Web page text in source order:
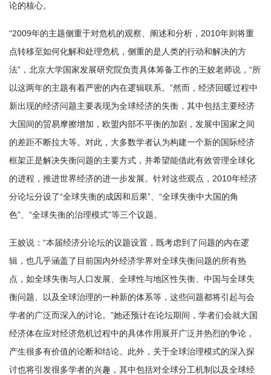
论的核心。
“2009年的主题侧重于对危机的观察、阐述和分析，2010年则将重
点转移至如何化解和处理危机，侧重的是人类的行动和解决的方
法”，北京大学国家发展研究院负责具体筹备工作的王姣老师说，“所
以这两年的主题有着严密的内在逻辑联系。”然而，经济回暖过程中
新出现的经济问题主要表现为全球经济的失衡，其中包括主要经济
大国间的贸易摩擦增加，欧盟内部不平衡的加剧，发展中国家之间
的差距不断拉大等。对此，大多数学者认为构建一个新的国际经济
框架正是解决失衡问题的主要方式，并希望能借此有效管理全球化
的进程，推进世界经济的进一步发展。针对这些观点，2010年经济
分论坛分设了“全球失衡的成因和后果”、“全球失衡中大国的角
色”、“全球失衡的治理模式”等三个议题。
王姣说：“本届经济分论坛的议题设置，既考虑到了问题的内在逻
辑，也几乎涵盖了目前国内外经济学界对全球失衡问题的所有热
点，如全球失衡与人口发展、全球性与地区性失衡、中国与全球失
衡问题、以及全球治理的一种新的体系等，这些问题都将引起与会
学者的广泛而深入的讨论。”她还预计在论坛期间，学者们会就大国
经济体在应对经济危机过程中的具体作用展开广泛并热烈的争论，
产生很多有价值的论断和结论。此外，关于全球治理模式的深入探
讨也将引发很多学者的兴趣，其中包括对全球分工机制以及全球经